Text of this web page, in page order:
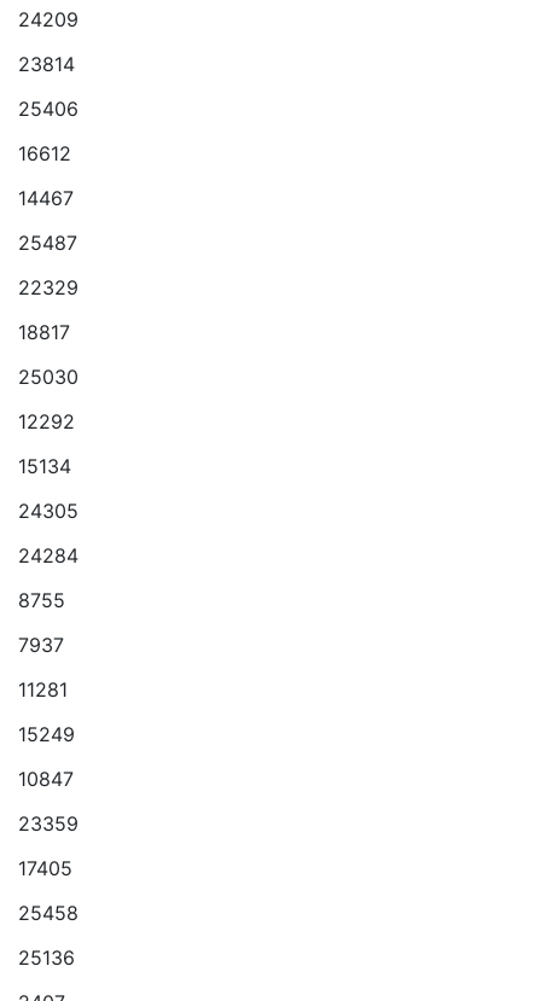
24209
23814
25406
16612
14467
25487
22329
18817
25030
12292
15134
24305
24284
8755
7937
11281
15249
10847
23359
17405
25458
25136